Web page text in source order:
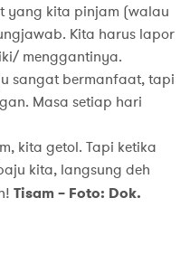
yang kita pinjam (walau
Kita harus lapor
menggantinya.
sangat bermanfaat, tapi
Masa setiap hari
kita getol. Tapi ketika
kita, langsung deh
Tisam – Foto: Dok.